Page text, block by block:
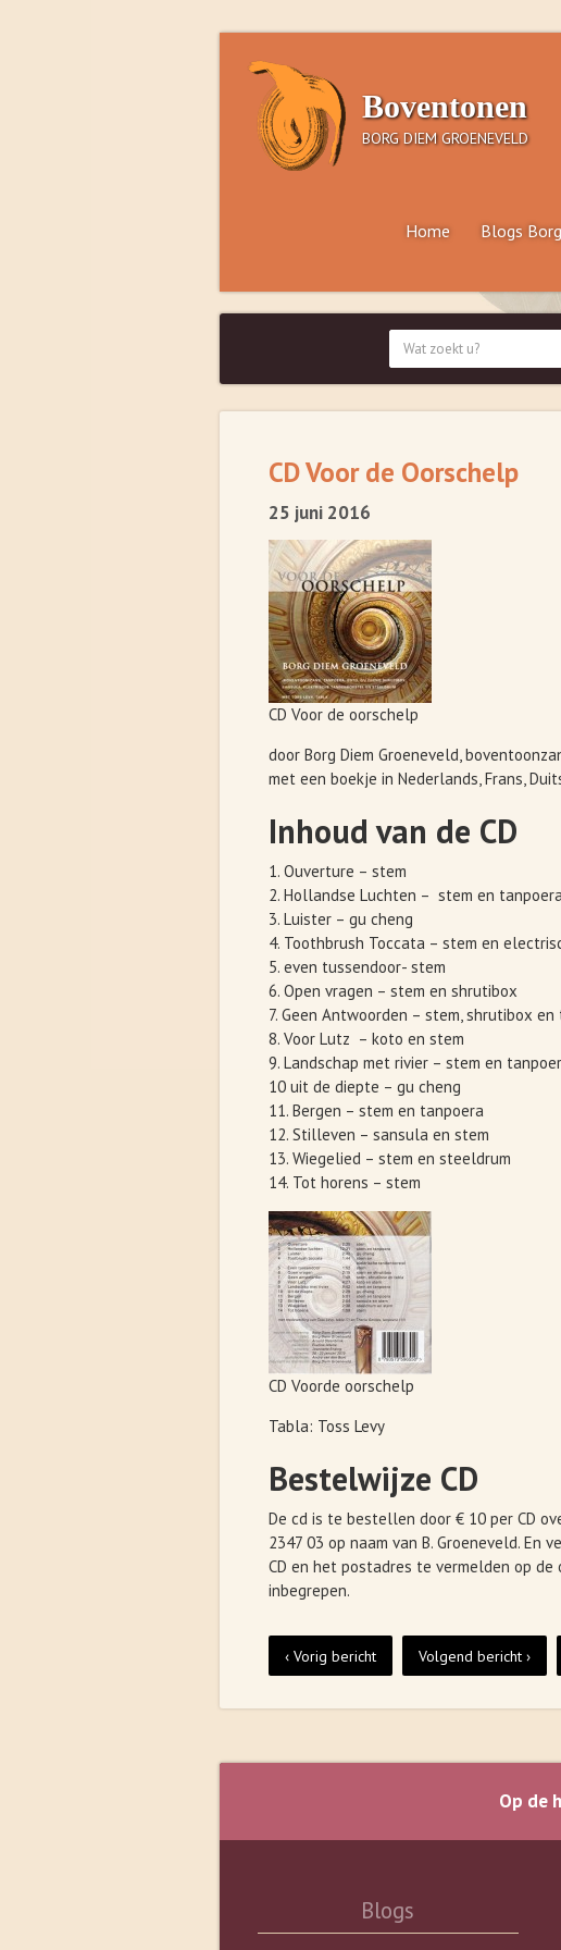
Boventonen
BORG DIEM GROENEVELD
Home Blogs
CD Voor de Oorschelp
25 juni 2016
CD Voor de oorschelp
door Borg Diem Groeneveld,
met een boekje in Nederlands, Frans,
Inhoud van de CD
1. Ouverture – stem
2. Hollandse Luchten – stem en
3. Luister – gu cheng
4. Toothbrush Toccata – stem en
5. even tussendoor- stem
6. Open vragen – stem en shrutibox
7. Geen Antwoorden – stem, shrutibox
8. Voor Lutz – koto en stem
9. Landschap met rivier – stem en
10 uit de diepte – gu cheng
11. Bergen – stem en tanpoera
12. Stilleven – sansula en stem
13. Wiegelied – stem en steeldrum
14. Tot horens – stem
CD Voorde oorschelp
Tabla: Toss Levy
Bestelwijze CD
De cd is te bestellen door € 10 per CD
2347 03 op naam van B. Groeneveld.
CD en het postadres te vermelden op de
inbegrepen.
‹ Vorig bericht Volgend bericht ›
Op de
Blogs